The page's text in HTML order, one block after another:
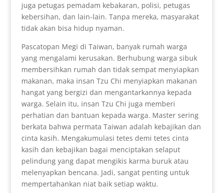
juga petugas pemadam kebakaran, polisi, petugas
kebersihan, dan lain-lain. Tanpa mereka, masyarakat
tidak akan bisa hidup nyaman.
Pascatopan Megi di Taiwan, banyak rumah warga
yang mengalami kerusakan. Berhubung warga sibuk
membersihkan rumah dan tidak sempat menyiapkan
makanan, maka insan Tzu Chi menyiapkan makanan
hangat yang bergizi dan mengantarkannya kepada
warga. Selain itu, insan Tzu Chi juga memberi
perhatian dan bantuan kepada warga. Master sering
berkata bahwa permata Taiwan adalah kebajikan dan
cinta kasih. Mengakumulasi tetes demi tetes cinta
kasih dan kebajikan bagai menciptakan selaput
pelindung yang dapat mengikis karma buruk atau
melenyapkan bencana. Jadi, sangat penting untuk
mempertahankan niat baik setiap waktu.